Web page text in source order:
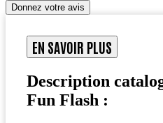
Donnez votre avis
EN SAVOIR PLUS
Description
Fun Flash :